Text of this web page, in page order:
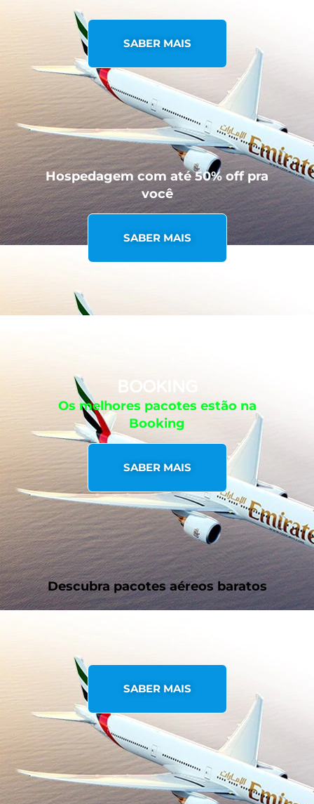
SABER MAIS
Hospedagem com até 50% off pra
você
SABER MAIS
BOOKING
Os melhores pacotes estão na
Booking
SABER MAIS
Descubra pacotes aéreos baratos
SABER MAIS